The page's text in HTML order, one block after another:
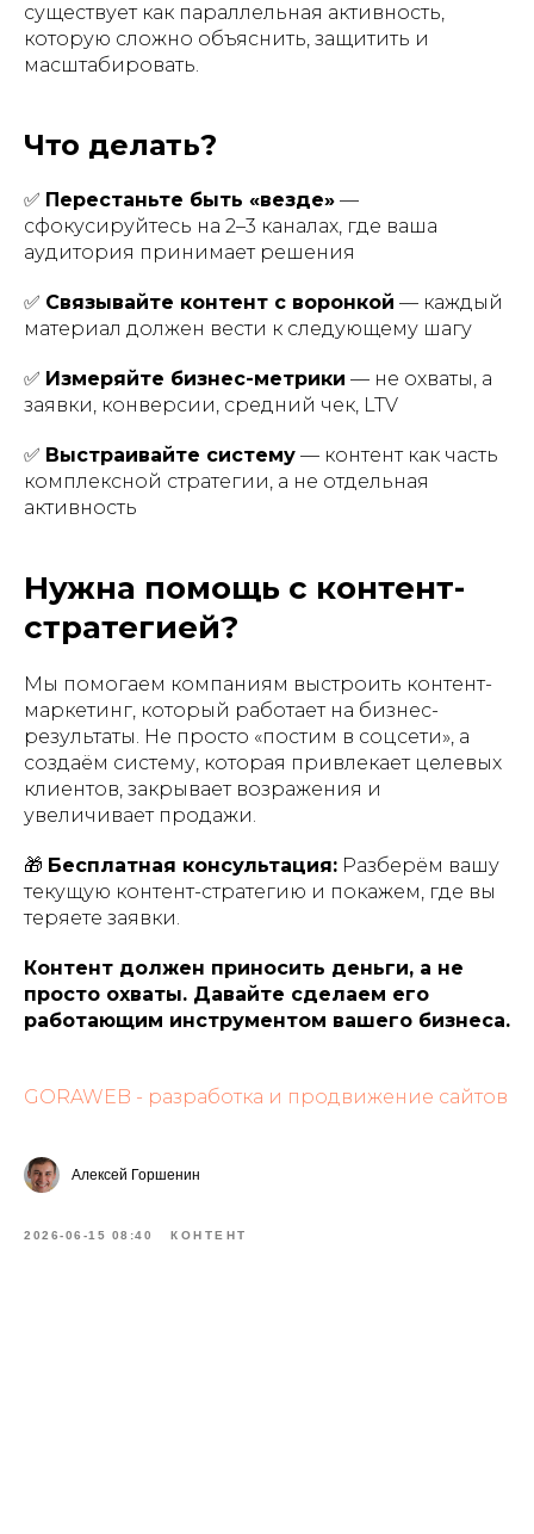
существует как параллельная активность,
которую сложно объяснить, защитить и
масштабировать.
Что делать?
✅ Перестаньте быть «везде» —
сфокусируйтесь на 2–3 каналах, где ваша
аудитория принимает решения
✅ Связывайте контент с воронкой — каждый
материал должен вести к следующему шагу
✅ Измеряйте бизнес-метрики — не охваты, а
заявки, конверсии, средний чек, LTV
✅ Выстраивайте систему — контент как часть
комплексной стратегии, а не отдельная
активность
Нужна помощь с контент-
стратегией?
Мы помогаем компаниям выстроить контент-
маркетинг, который работает на бизнес-
результаты. Не просто «постим в соцсети», а
создаём систему, которая привлекает целевых
клиентов, закрывает возражения и
увеличивает продажи.
🎁 Бесплатная консультация: Разберём вашу
текущую контент-стратегию и покажем, где вы
теряете заявки.
Контент должен приносить деньги, а не
просто охваты. Давайте сделаем его
работающим инструментом вашего бизнеса.
GORAWEB - разработка и продвижение сайтов
Алексей Горшенин
2026-06-15 08:40 КОНТЕНТ